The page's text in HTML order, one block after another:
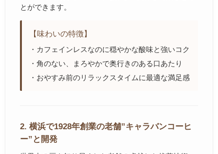
とができます。
【味わいの特徴】
・カフェインレスなのに穏やかな酸味と強いコク
・角のない、まろやかで奥行きのある口あたり
・おやすみ前のリラックスタイムに最適な満足感
2. 横浜で1928年創業の老舗”キャラバンコーヒ
ー”と開発